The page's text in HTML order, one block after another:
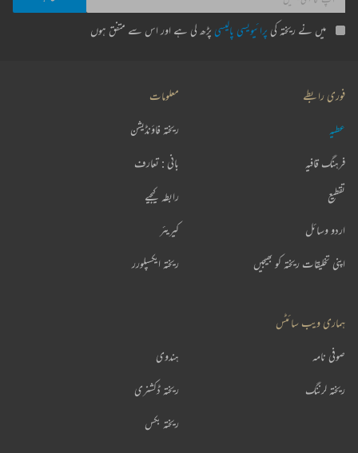
میں نے ریختہ کی پرائیویسی پالیسی پڑھ لی ہے اور اس سے متفق ہوں
فوری رابطے
عطیہ
فرہنگ قافیہ
تقطیع
اردو وسائل
اپنی تخلیقات ریختہ کو بھیجیں
معلومات
ریختہ فاؤنڈیشن
بانی : تعارف
رابطہ کیجیے
کیریئر
ریختہ ایکسپلورر
ہماری ویب سائٹس
ہندوی صوفی نامہ
ریختہ ڈکشنری ریختہ لرننگ
ریختہ بکس